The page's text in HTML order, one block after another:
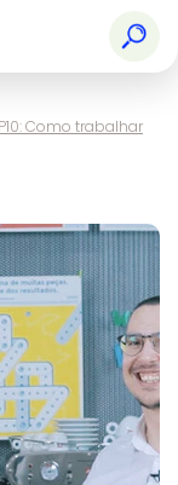
Como trabalhar